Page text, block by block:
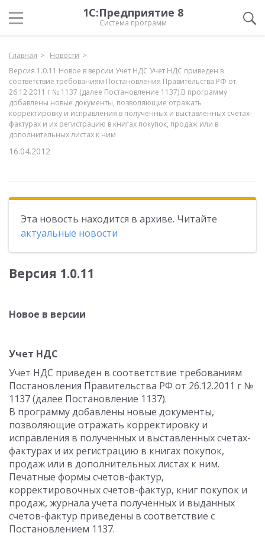
1С:Предприятие 8
Система программ
Главная
Новости
Версия 1.0.11 Новое в версии Учет НДС Учет НДС приведен в
соответствие требованиям Постановления Правительства РФ от
26.12.2011 г № 1137 (далее Постановление 1137).В программу
добавлены новые документы, позволяющие отражать
корректировку и исправления в полученных и выставленных счетах-
фактурах и их регистрацию в книгах покупок, продаж или в
дополнительных листах к ним
16.04.2012
Эта новость находится в архиве. Читайте
актуальные новости
Версия 1.0.11
Новое в версии
Учет НДС
Учет НДС приведен в соответствие требованиям
Постановления Правительства РФ от 26.12.2011 г №
1137 (далее Постановление 1137).
В программу добавлены новые документы,
позволяющие отражать корректировку и
исправления в полученных и выставленных счетах-
фактурах и их регистрацию в книгах покупок,
продаж или в дополнительных листах к ним.
Печатные формы счетов-фактур,
корректировочных счетов-фактур, книг покупок и
продаж, журнала учета полученных и выданных
счетов-фактур приведены в соответствие с
Постановлением 1137.